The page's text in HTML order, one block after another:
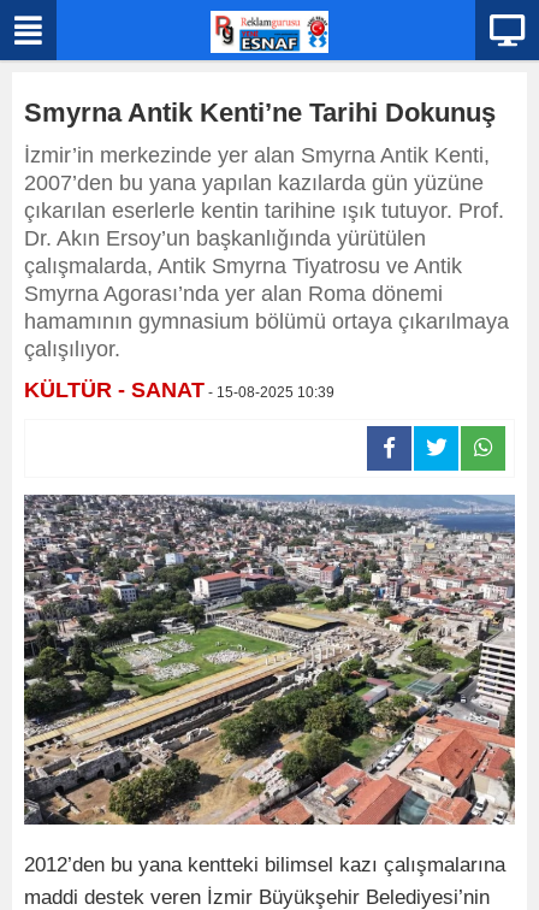
Smyrna Antik Kenti’ne Tarihi Dokunuş
İzmir’in merkezinde yer alan Smyrna Antik Kenti,
2007’den bu yana yapılan kazılarda gün yüzüne
çıkarılan eserlerle kentin tarihine ışık tutuyor. Prof.
Dr. Akın Ersoy’un başkanlığında yürütülen
çalışmalarda, Antik Smyrna Tiyatrosu ve Antik
Smyrna Agorası’nda yer alan Roma dönemi
hamamının gymnasium bölümü ortaya çıkarılmaya
çalışılıyor.
KÜLTÜR - SANAT - 15-08-2025 10:39
2012’den bu yana kentteki bilimsel kazı çalışmalarına
maddi destek veren İzmir Büyükşehir Belediyesi’nin